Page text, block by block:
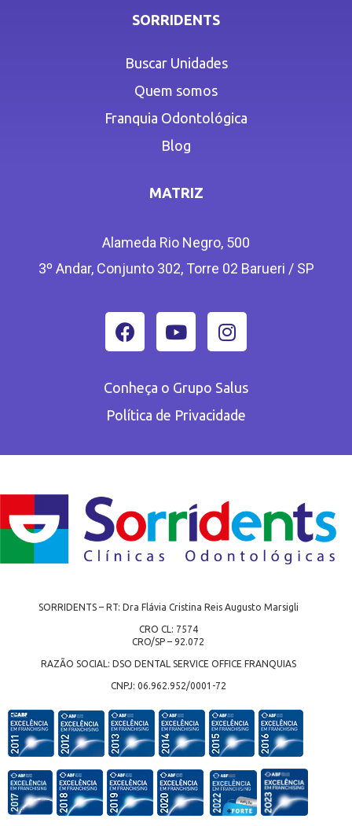
SORRIDENTS
Buscar Unidades
Quem somos
Franquia Odontológica
Blog
MATRIZ
Alameda Rio Negro, 500
3º Andar, Conjunto 302, Torre 02 Barueri / SP
Conheça o Grupo Salus
Política de Privacidade
SORRIDENTS – RT: Dra Flávia Cristina Reis Augusto Marsigli
CRO CL: 7574
CRO/SP – 92.072
RAZÃO SOCIAL: DSO DENTAL SERVICE OFFICE FRANQUIAS
CNPJ: 06.962.952/0001-72